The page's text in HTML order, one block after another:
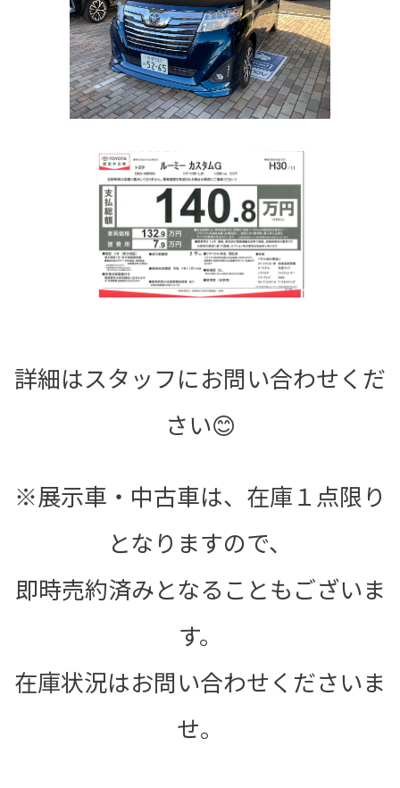
詳細はスタッフにお問い合わせくだ
さい😊
※展示車・中古車は、在庫１点限り
となりますので、
即時売約済みとなることもございま
す。
在庫状況はお問い合わせくださいま
せ。